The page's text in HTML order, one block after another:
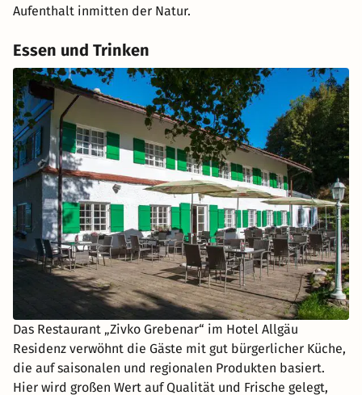
Aufenthalt inmitten der Natur.
Essen und Trinken
Das Restaurant „Zivko Grebenar“ im Hotel Allgäu
Residenz verwöhnt die Gäste mit gut bürgerlicher Küche,
die auf saisonalen und regionalen Produkten basiert.
Hier wird großen Wert auf Qualität und Frische gelegt,